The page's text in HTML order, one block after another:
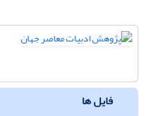
فایل ها